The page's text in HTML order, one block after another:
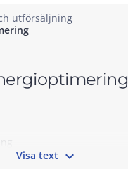
utförsäljning
Visa text 